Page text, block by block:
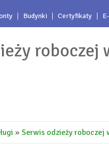
Budynki Certyfikaty
» Serwis odzieży roboczej